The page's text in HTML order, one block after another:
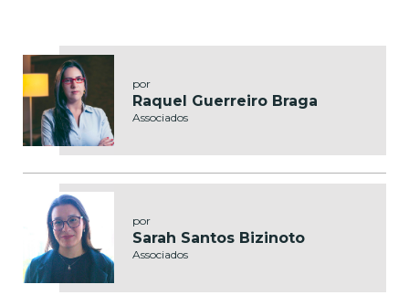
por
Raquel Guerreiro Braga
Associados
por
Sarah Santos Bizinoto
Associados